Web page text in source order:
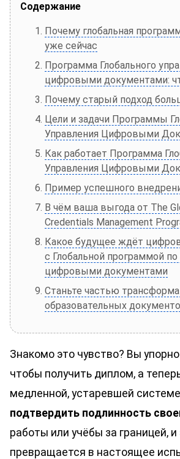
Содержание
Почему глобальная
уже сейчас
Программа Глобального
цифровыми документами:
Почему старый подход
Цели и задачи Программы
Управления Цифровыми
Как работает Программа
Управления Цифровыми
Пример успешного
В чём ваша выгода от The
Credentials Management
Какое будущее ждёт
с Глобальной программой
цифровыми документами
Станьте частью
образовательных
Знакомо это чувство? Вы
чтобы получить диплом, а
медленной, устаревшей
подтвердить подлинность
работы или учёбы за границей, и
превращается в настоящее